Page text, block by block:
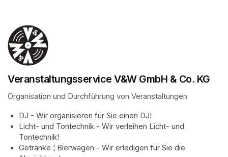
Veranstaltungsservice V&W GmbH & Co. KG
Organisation und Durchführung von Veranstaltungen
DJ - Wir organisieren für Sie einen DJ!
Licht- und Tontechnik - Wir verleihen Licht- und
Tontechnik!
Getränke ¦ Bierwagen - Wir erledigen für Sie die